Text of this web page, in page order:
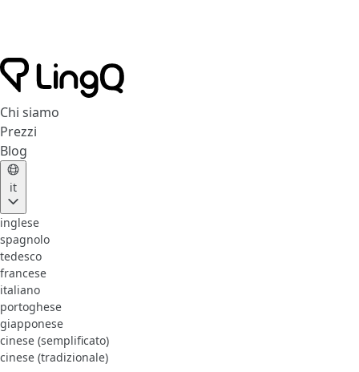
Chi siamo
Prezzi
Blog
it
inglese
spagnolo
tedesco
francese
italiano
portoghese
giapponese
cinese (semplificato)
cinese (tradizionale)